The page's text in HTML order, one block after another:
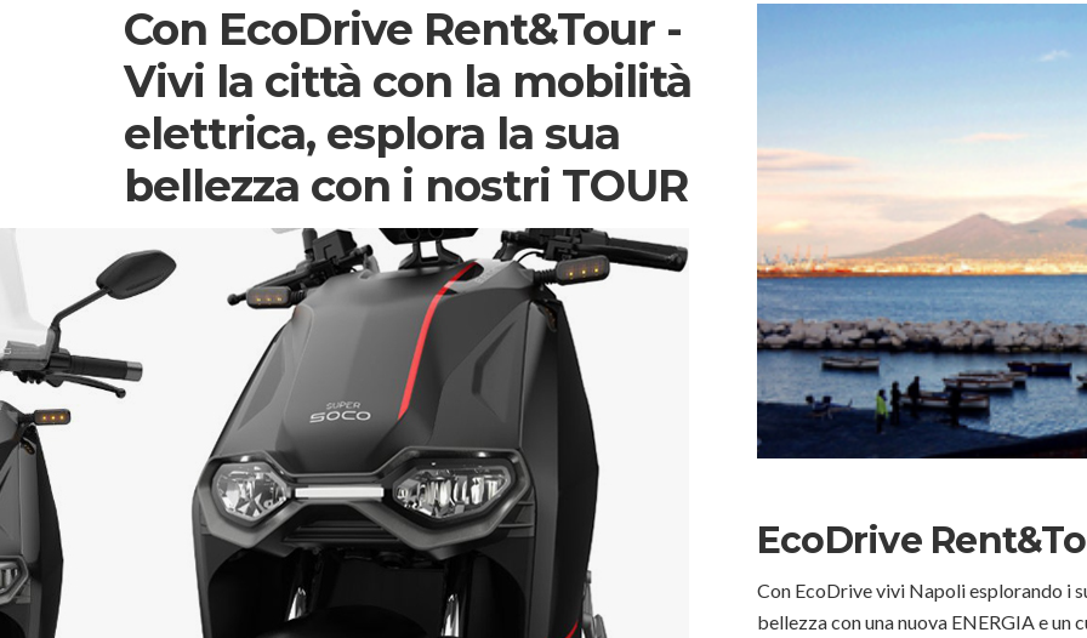
Con EcoDrive Rent&Tour -
Vivi la città con la mobilità
elettrica, esplora la sua
bellezza con i nostri TOUR
EcoDrive
Con EcoDrive vivi Napoli esplorando i
bellezza con una nuova ENERGIA e un